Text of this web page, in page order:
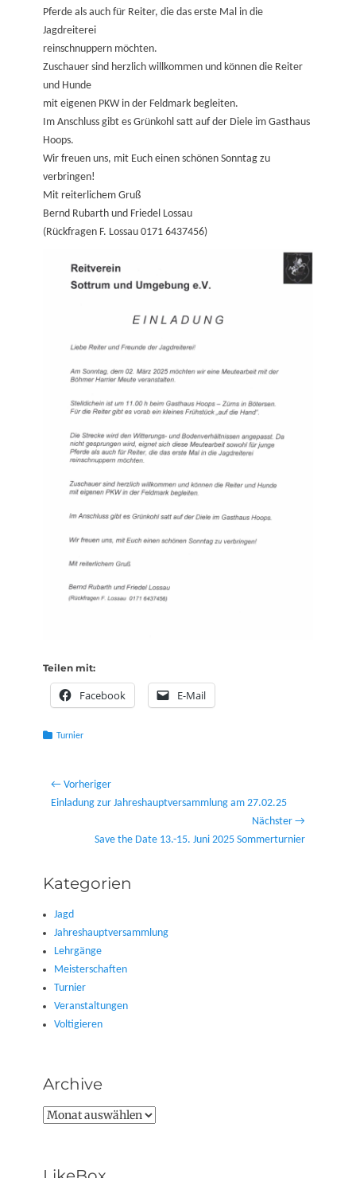
Pferde als auch für Reiter, die das erste Mal in die
Jagdreiterei
reinschnuppern möchten.
Zuschauer sind herzlich willkommen und können die Reiter
und Hunde
mit eigenen PKW in der Feldmark begleiten.
Im Anschluss gibt es Grünkohl satt auf der Diele im Gasthaus
Hoops.
Wir freuen uns, mit Euch einen schönen Sonntag zu
verbringen!
Mit reiterlichem Gruß
Bernd Rubarth und Friedel Lossau
(Rückfragen F. Lossau 0171 6437456)
Teilen mit:
Facebook E-Mail
Kategorien
Turnier
Beitragsnavigation
← Vorheriger
Vorheriger
Einladung zur Jahreshauptversammlung am 27.02.25
Nächster →
Save the Date 13.-15. Juni 2025 Sommerturnier
Kategorien
Jagd
Jahreshauptversammlung
Lehrgänge
Meisterschaften
Turnier
Veranstaltungen
Voltigieren
Archive
Archive